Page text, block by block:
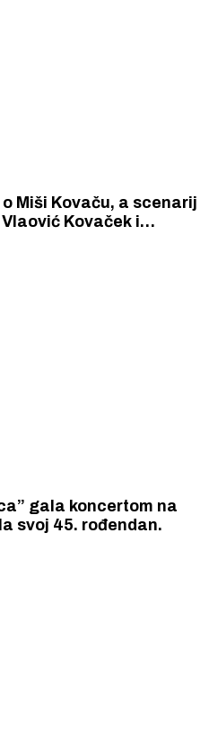
Miši Kovaču, a scenarij
Kovaček i
gala koncertom na
svoj 45. rođendan.